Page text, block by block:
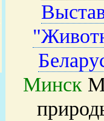
Минск